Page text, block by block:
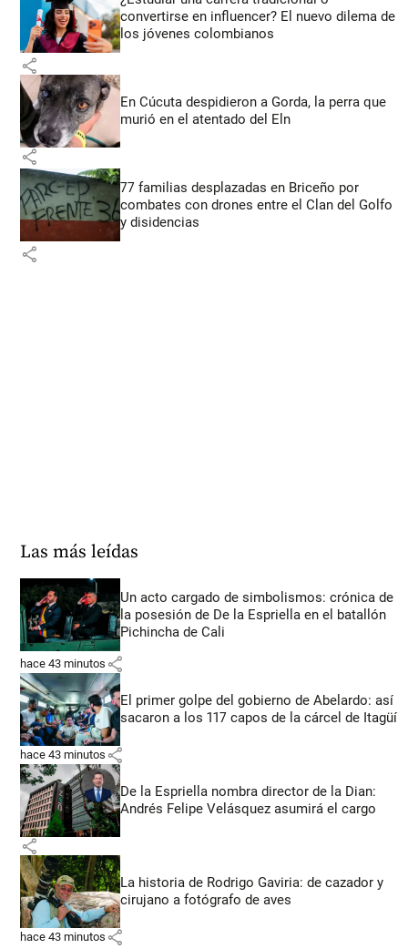
convertirse en influencer? El nuevo dilema de
los jóvenes colombianos
share
En Cúcuta despidieron a Gorda, la perra que
murió en el atentado del Eln
share
77 familias desplazadas en Briceño por
combates con drones entre el Clan del Golfo
y disidencias
share
Las más leídas
Un acto cargado de simbolismos: crónica de
la posesión de De la Espriella en el batallón
Pichincha de Cali
hace 43 minutos share
El primer golpe del gobierno de Abelardo: así
sacaron a los 117 capos de la cárcel de Itagüí
hace 43 minutos share
De la Espriella nombra director de la Dian:
Andrés Felipe Velásquez asumirá el cargo
share
La historia de Rodrigo Gaviria: de cazador y
cirujano a fotógrafo de aves
hace 43 minutos share